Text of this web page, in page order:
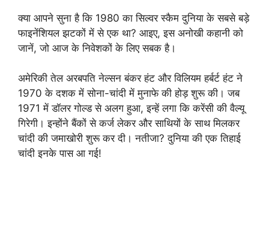
क्या आपने सुना है कि 1980 का सिल्वर स्कैम दुनिया के सबसे बड़े
फाइनेंशियल झटकों में से एक था? आइए, इस अनोखी कहानी को
जानें, जो आज के निवेशकों के लिए सबक है।
अमेरिकी तेल अरबपति नेल्सन बंकर हंट और विलियम हर्बर्ट हंट ने
1970 के दशक में सोना-चांदी में मुनाफे की होड़ शुरू की। जब
1971 में डॉलर गोल्ड से अलग हुआ, इन्हें लगा कि करेंसी की वैल्यू
गिरेगी। इन्होंने बैंकों से कर्ज लेकर और साथियों के साथ मिलकर
चांदी की जमाखोरी शुरू कर दी। नतीजा? दुनिया की एक तिहाई
चांदी इनके पास आ गई!